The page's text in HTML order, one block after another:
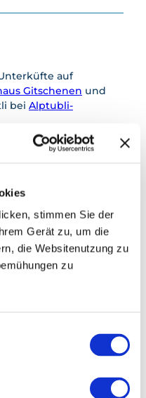
stimmen Sie der
Gerät zu, um die
die Websitenutzung zu
zu
auf
Gitschenen und
bei Alptubli-
Uri finden Sie hier:
unterkuenfte/
& qualifizierte
zu finden
,Urner
Honigberg.ch